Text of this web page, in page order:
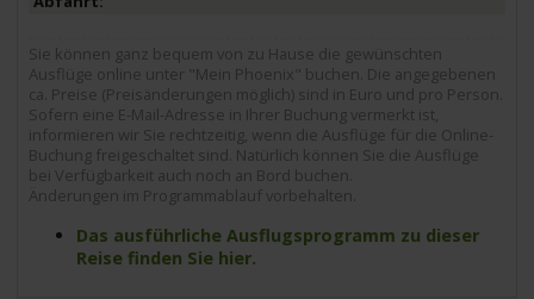
Sie können ganz bequem von zu Hause die gewünschten
Ausflüge online unter "Mein Phoenix" buchen. Die angegebenen
ca. Preise (Preisänderungen möglich) sind in Euro und pro Person.
Sofern eine E-Mail-Adresse in Ihrer Buchung vermerkt ist,
informieren wir Sie rechtzeitig, wenn die Ausflüge für die Online-
Buchung freigeschaltet sind. Natürlich können Sie die Ausflüge
bei Verfügbarkeit auch noch an Bord buchen.
Änderungen im Programmablauf vorbehalten.
Das ausführliche Ausflugsprogramm zu dieser
Reise finden Sie hier.